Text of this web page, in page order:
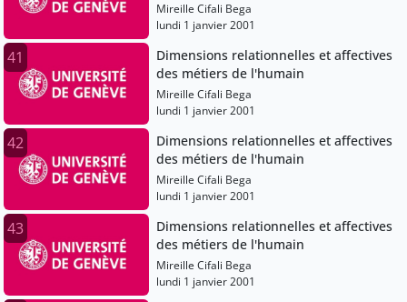
Mireille Cifali Bega
lundi 1 janvier 2001
41
Dimensions relationnelles et affectives
des métiers de l'humain
Mireille Cifali Bega
lundi 1 janvier 2001
42
Dimensions relationnelles et affectives
des métiers de l'humain
Mireille Cifali Bega
lundi 1 janvier 2001
43
Dimensions relationnelles et affectives
des métiers de l'humain
Mireille Cifali Bega
lundi 1 janvier 2001